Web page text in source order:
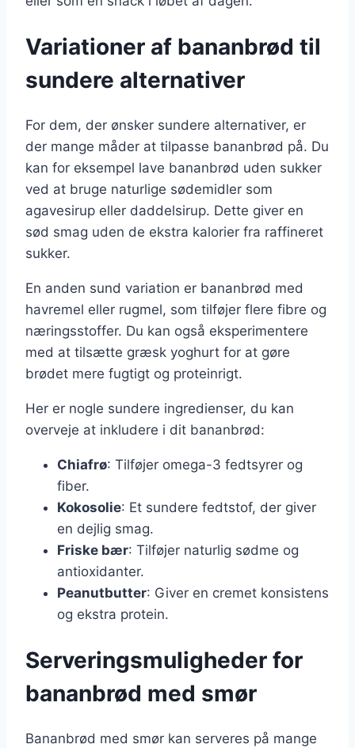
Variationer af bananbrød til
sundere alternativer
For dem, der ønsker sundere alternativer, er
der mange måder at tilpasse bananbrød på. Du
kan for eksempel lave bananbrød uden sukker
ved at bruge naturlige sødemidler som
agavesirup eller daddelsirup. Dette giver en
sød smag uden de ekstra kalorier fra raffineret
sukker.
En anden sund variation er bananbrød med
havremel eller rugmel, som tilføjer flere fibre og
næringsstoffer. Du kan også eksperimentere
med at tilsætte græsk yoghurt for at gøre
brødet mere fugtigt og proteinrigt.
Her er nogle sundere ingredienser, du kan
overveje at inkludere i dit bananbrød:
Chiafrø: Tilføjer omega-3 fedtsyrer og
fiber.
Kokosolie: Et sundere fedtstof, der giver
en dejlig smag.
Friske bær: Tilføjer naturlig sødme og
antioxidanter.
Peanutbutter: Giver en cremet konsistens
og ekstra protein.
Serveringsmuligheder for
bananbrød med smør
Bananbrød med smør kan serveres på mange